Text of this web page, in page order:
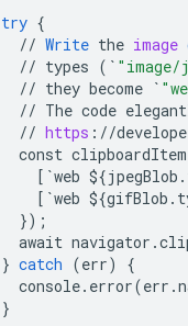
try {
// Write the image
// types ( ` "image/
// they become `
// The code
// https : //
const clipboardItem
[ `web
[ `web
});
await navigator .
} catch (err)
{
console. error(err .
}